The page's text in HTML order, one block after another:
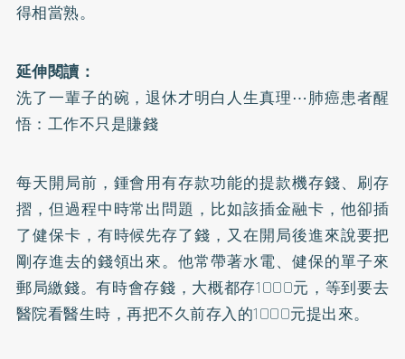
得相當熟。
延伸閱讀：
洗了一輩子的碗，退休才明白人生真理⋯肺癌患者醒
悟：工作不只是賺錢
每天開局前，鍾會用有存款功能的提款機存錢、刷存
摺，但過程中時常出問題，比如該插金融卡，他卻插
了健保卡，有時候先存了錢，又在開局後進來說要把
剛存進去的錢領出來。他常帶著水電、健保的單子來
郵局繳錢。有時會存錢，大概都存1000元，等到要去
醫院看醫生時，再把不久前存入的1000元提出來。